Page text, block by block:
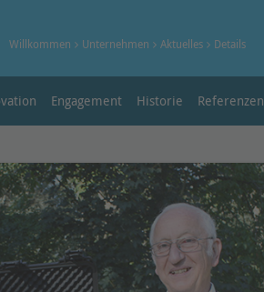
Willkommen Unternehmen Aktuelles Details
Engagement Historie Referenzen